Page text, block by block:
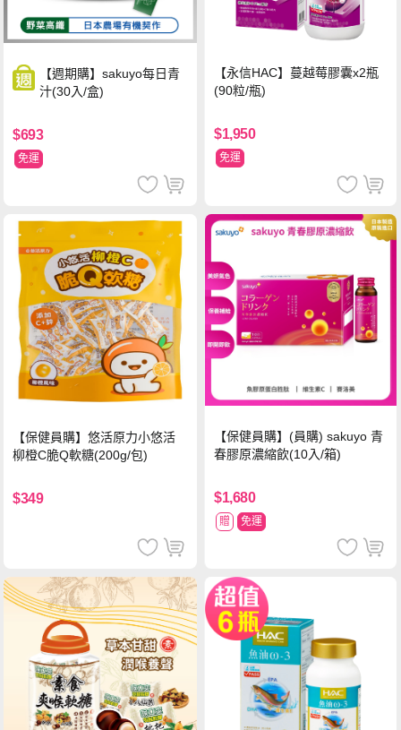
【週期購】sakuyo每日青
汁(30入/盒)
$693
免運
【永信HAC】蔓越莓膠囊x2瓶
(90粒/瓶)
$1,950
免運
【保健員購】悠活原力小悠活
柳橙C脆Q軟糖(200g/包)
$349
【保健員購】(員購) sakuyo 青
春膠原濃縮飲(10入/箱)
$1,680
贈 免運